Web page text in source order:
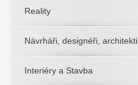
Reality
Návrháři, designéři, architekti
Interiéry a Stavba